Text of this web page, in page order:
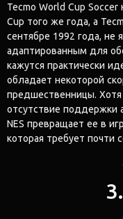
Tecmo World Cup
Cup того же года, а
сентябре 1992 года, не
адаптированным для
кажутся практически
обладает некоторой
предшественницы. Хотя
отсутствие поддержки
NES превращает ее в
которая требует почти